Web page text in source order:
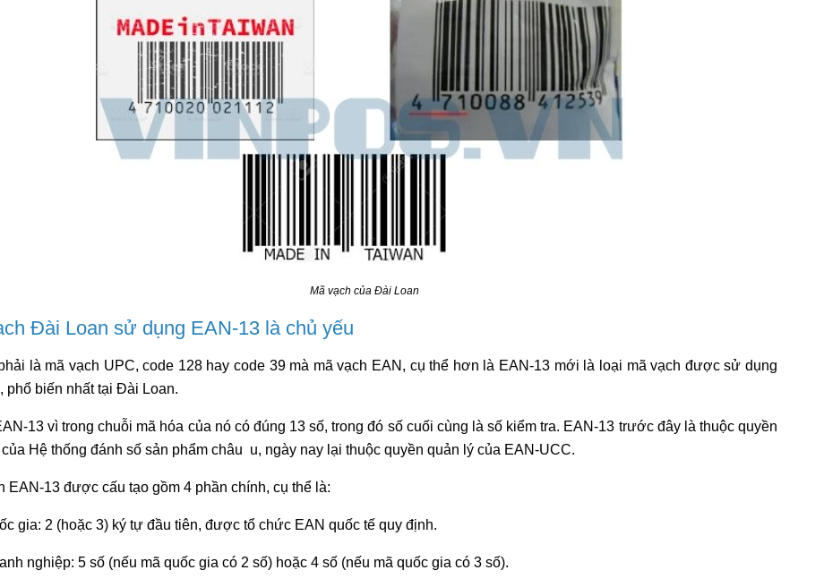
Mã vạch của Đài Loan
Đài Loan sử dụng EAN-13 là chủ yếu
là mã vạch UPC, code 128 hay code 39 mà mã vạch EAN, cụ thể hơn là EAN-13 mới là loại mã vạch được sử dụng
phổ biến nhất tại Đài Loan.
13 vì trong chuỗi mã hóa của nó có đúng 13 số, trong đó số cuối cùng là số kiểm tra. EAN-13 trước đây là thuộc quyền
Hệ thống đánh số sản phẩm châu u, ngày nay lại thuộc quyền quản lý của EAN-UCC.
EAN-13 được cấu tạo gồm 4 phần chính, cụ thể là:
gia: 2 (hoặc 3) ký tự đầu tiên, được tổ chức EAN quốc tế quy định.
nghiệp: 5 số (nếu mã quốc gia có 2 số) hoặc 4 số (nếu mã quốc gia có 3 số).